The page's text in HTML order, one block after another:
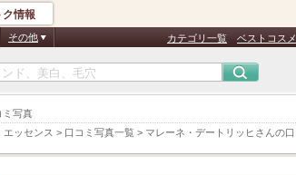
写真
ッセンス > 口コミ写真一覧 > マレーネ・デートリッヒさんの
情報
その他 カテゴリ一覧 ベストコスメ